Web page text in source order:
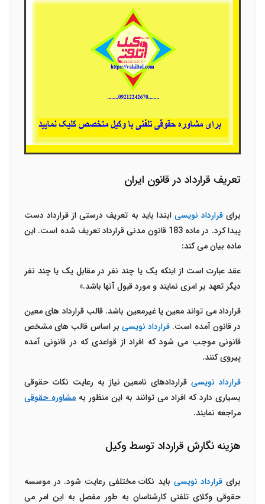
تعریف قرارداد در قانون ایران
برایقرارداد نویسی ابتدا باید به تعریف درستی از قرارداد دست
پیدا کرد. در ماده 183 قانون مدنی قرارداد تعریف شده است. این
ماده بیان می کند:
عقد عبارت است از اینکه یک یا چند نفر در مقابل یک یا چند نفر
دیگر تعهد بر امری نمایند و مورد قبول آنها باشد.
»
قرارداد می تواند معین یا غیرمعین باشد. قالب قرارداد های معین
در قانون آمده است. قرارداد نویسی بر اساس قالب های مشخص
قانونی موجب می شود که افراد از قواعدی که در قانونی آمده
پیروی کنند.
قرارداد نویسی قراردادهای نامعین نیاز به رعایت نکات حقوقی
بسیاری دارد که افراد می توانند به این منظور به مشاوره حقوقی
مراجعه نمایند.
هزینه نگارش قرارداد توسط وکیل
برای قرارداد نویسی باید نکات مختلفی رعایت شود. در موسسه
حقوقی وکلای تلفنی کارشناسان به طور مفصل به این امر می